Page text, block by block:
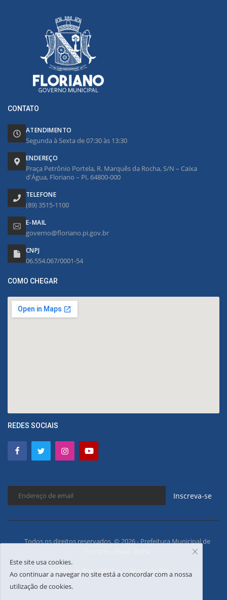
CONTATO
ATENDIMENTO
Segunda à Sexta de 07:30 às 13:30
ENDEREÇO
Praça Petrônio Portela, R. Marquês da Rocha, S/N – Caixa
d'Água, Floriano – PI, 64800-000
TELEFONE
(89) 3515-1100
E-MAIL
governo@floriano.pi.gov.br
CNPJ
06.554.067/0001-54
COMO CHEGAR
REDES SOCIAIS
Inscreva-se
Todos os direitos reservados. © 2026 - Prefeitura Municipal de
Política de Privacidades Mapa do Site
Este site usa cookies.
Ao continuar a navegar no site está a concordar com a nossa
utilização de cookies.